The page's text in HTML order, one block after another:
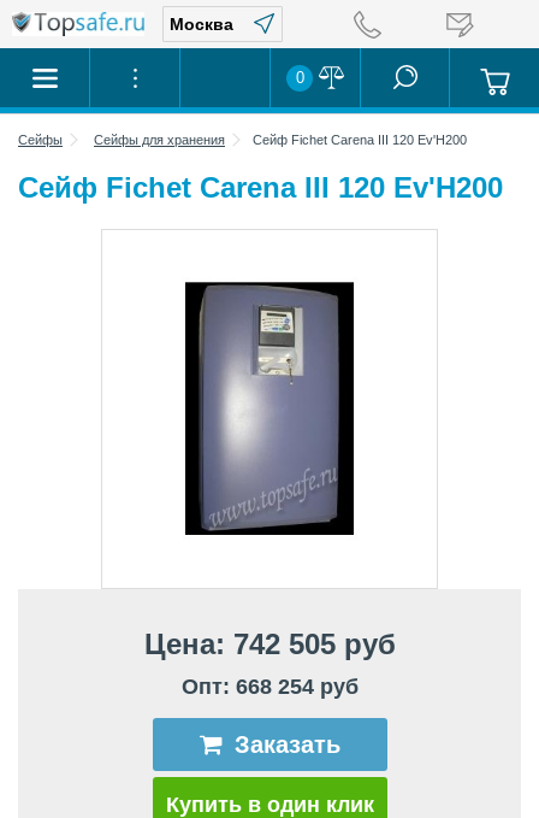
0
Сейфы Сейфы для хранения Сейф Fichet Carena III 120 Ev'H200
Сейф Fichet Carena III 120 Ev'H200
Цена: 742 505 руб
Опт: 668 254 руб
Заказать
Купить в один клик